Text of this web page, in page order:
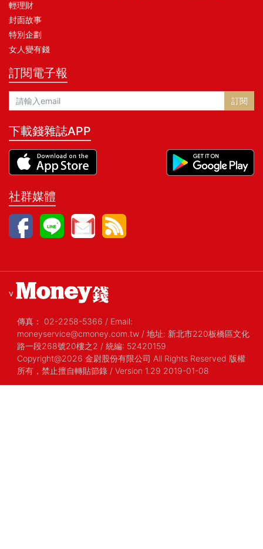
輕理財
封面故事
特別企劃
女人變有錢
訂閱電子報
訂閱
下載錢雜誌APP
社群媒體
v
傳真： 02-2258-5366 / Email:
moneyservice@cmoney.com.tw / 地址: 新北市220板橋區文化
路一段268號20樓之2 / 統編: 52420159
Copyright@2026 金尉股份有限公司 All Rights Reserved 版權
所有，禁止擅自轉貼節錄 / Version 1.29 2019-01-08